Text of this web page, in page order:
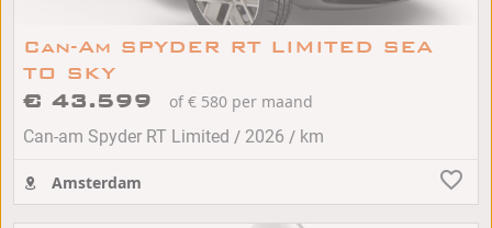
Can-Am SPYDER RT LIMITED SEA
TO SKY
€ 43.599
of € 580 per maand
Can-am Spyder RT Limited / 2026 / km
Amsterdam